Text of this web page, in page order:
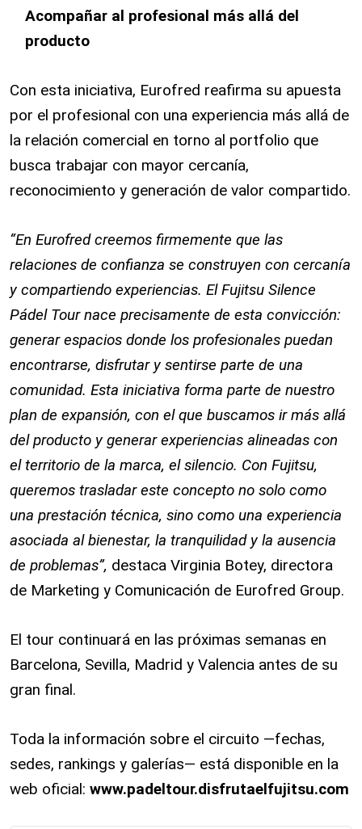
Acompañar al profesional más allá del
producto
Con esta iniciativa, Eurofred reafirma su apuesta
por el profesional con una experiencia más allá de
la relación comercial en torno al portfolio que
busca trabajar con mayor cercanía,
reconocimiento y generación de valor compartido.
“En Eurofred creemos firmemente que las
relaciones de confianza se construyen con cercanía
y compartiendo experiencias. El Fujitsu Silence
Pádel Tour nace precisamente de esta convicción:
generar espacios donde los profesionales puedan
encontrarse, disfrutar y sentirse parte de una
comunidad. Esta iniciativa forma parte de nuestro
plan de expansión, con el que buscamos ir más allá
del producto y generar experiencias alineadas con
el territorio de la marca, el silencio. Con Fujitsu,
queremos trasladar este concepto no solo como
una prestación técnica, sino como una experiencia
asociada al bienestar, la tranquilidad y la ausencia
de problemas”, destaca Virginia Botey, directora
de Marketing y Comunicación de Eurofred Group.
El tour continuará en las próximas semanas en
Barcelona, Sevilla, Madrid y Valencia antes de su
gran final.
Toda la información sobre el circuito —fechas,
sedes, rankings y galerías— está disponible en la
web oficial: www.padeltour.disfrutaelfujitsu.com